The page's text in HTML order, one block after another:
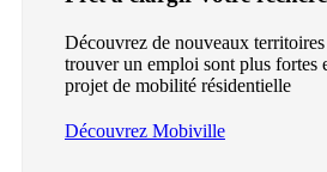
Découvrez de nouveaux
trouver un emploi sont plus fortes
projet de mobilité résidentielle
Découvrez Mobiville